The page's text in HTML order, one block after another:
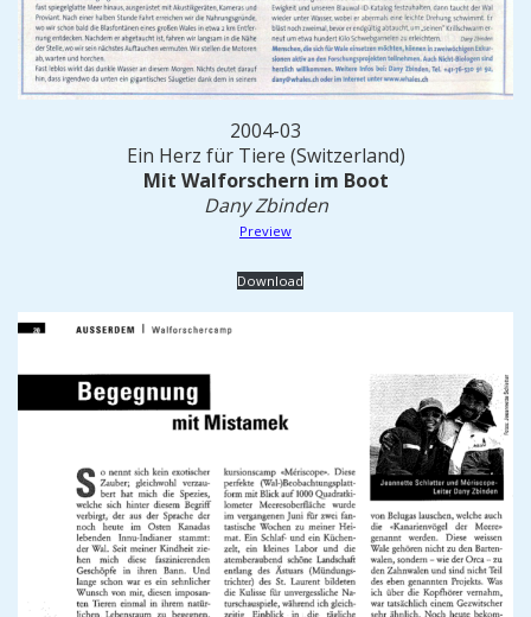
2004-03
Ein Herz für Tiere (Switzerland)
Mit Walforschern im Boot
Dany Zbinden
Preview
Download